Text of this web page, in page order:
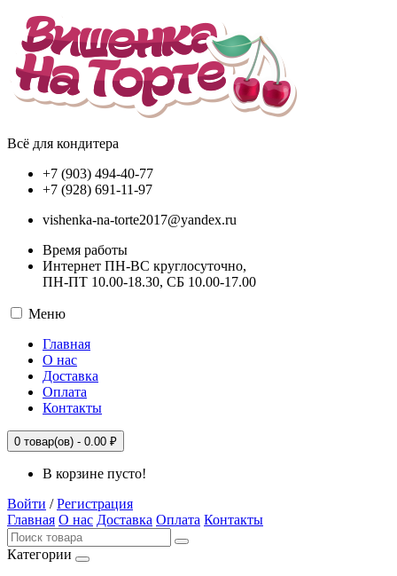
Всё для кондитера
+7 (903) 494-40-77
+7 (928) 691-11-97
vishenka-na-torte2017@yandex.ru
Время работы
Интернет ПН-ВС круглосуточно,
ПН-ПТ 10.00-18.30, СБ 10.00-17.00
Меню
Главная
О нас
Доставка
Оплата
Контакты
0 товар(ов) - 0.00 ₽
В корзине пусто!
Войти /Регистрация
Главная О нас Доставка Оплата Контакты
Категории